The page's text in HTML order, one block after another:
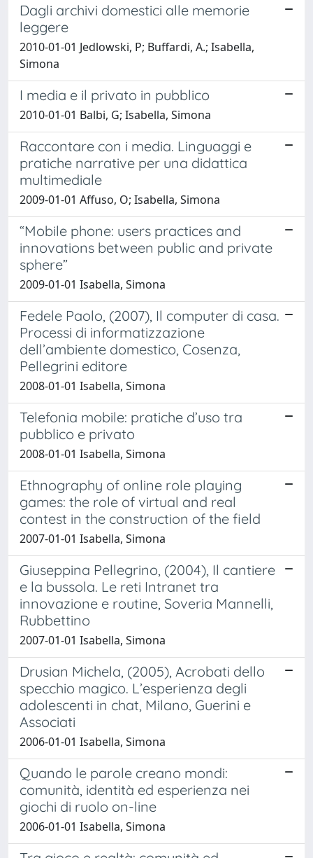
Dagli archivi domestici alle memorie
leggere
2010-01-01 Jedlowski, P; Buffardi, A.; Isabella,
Simona
I media e il privato in pubblico
2010-01-01 Balbi, G; Isabella, Simona
Raccontare con i media. Linguaggi e
pratiche narrative per una didattica
multimediale
2009-01-01 Affuso, O; Isabella, Simona
“Mobile phone: users practices and
innovations between public and private
sphere”
2009-01-01 Isabella, Simona
Fedele Paolo, (2007), Il computer di casa.
Processi di informatizzazione
dell’ambiente domestico, Cosenza,
Pellegrini editore
2008-01-01 Isabella, Simona
Telefonia mobile: pratiche d’uso tra
pubblico e privato
2008-01-01 Isabella, Simona
Ethnography of online role playing
games: the role of virtual and real
contest in the construction of the field
2007-01-01 Isabella, Simona
Giuseppina Pellegrino, (2004), Il cantiere
e la bussola. Le reti Intranet tra
innovazione e routine, Soveria Mannelli,
Rubbettino
2007-01-01 Isabella, Simona
Drusian Michela, (2005), Acrobati dello
specchio magico. L’esperienza degli
adolescenti in chat, Milano, Guerini e
Associati
2006-01-01 Isabella, Simona
Quando le parole creano mondi:
comunità, identità ed esperienza nei
giochi di ruolo on-line
2006-01-01 Isabella, Simona